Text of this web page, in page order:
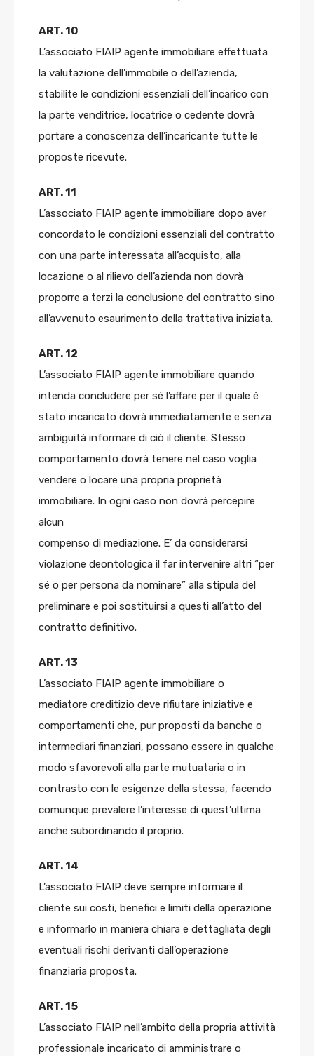
ART. 10
L’associato FIAIP agente immobiliare effettuata
la valutazione dell’immobile o dell’azienda,
stabilite le condizioni essenziali dell’incarico con
la parte venditrice, locatrice o cedente dovrà
portare a conoscenza dell’incaricante tutte le
proposte ricevute.
ART. 11
L’associato FIAIP agente immobiliare dopo aver
concordato le condizioni essenziali del contratto
con una parte interessata all’acquisto, alla
locazione o al rilievo dell’azienda non dovrà
proporre a terzi la conclusione del contratto sino
all’avvenuto esaurimento della trattativa iniziata.
ART. 12
L’associato FIAIP agente immobiliare quando
intenda concludere per sé l’affare per il quale è
stato incaricato dovrà immediatamente e senza
ambiguità informare di ciò il cliente. Stesso
comportamento dovrà tenere nel caso voglia
vendere o locare una propria proprietà
immobiliare. In ogni caso non dovrà percepire
alcun
compenso di mediazione. E’ da considerarsi
violazione deontologica il far intervenire altri “per
sé o per persona da nominare” alla stipula del
preliminare e poi sostituirsi a questi all’atto del
contratto definitivo.
ART. 13
L’associato FIAIP agente immobiliare o
mediatore creditizio deve rifiutare iniziative e
comportamenti che, pur proposti da banche o
intermediari finanziari, possano essere in qualche
modo sfavorevoli alla parte mutuataria o in
contrasto con le esigenze della stessa, facendo
comunque prevalere l’interesse di quest’ultima
anche subordinando il proprio.
ART. 14
L’associato FIAIP deve sempre informare il
cliente sui costi, benefici e limiti della operazione
e informarlo in maniera chiara e dettagliata degli
eventuali rischi derivanti dall’operazione
finanziaria proposta.
ART. 15
L’associato FIAIP nell’ambito della propria attività
professionale incaricato di amministrare o